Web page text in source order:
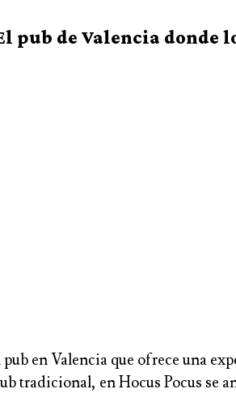
pub de Valencia donde
pub en Valencia que ofrece una
tradicional, en Hocus Pocus se